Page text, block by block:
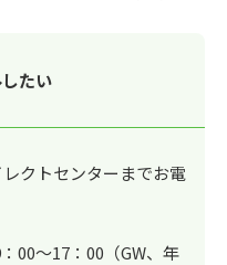
たい
クトセンターまでお電
00～17：00（GW、年